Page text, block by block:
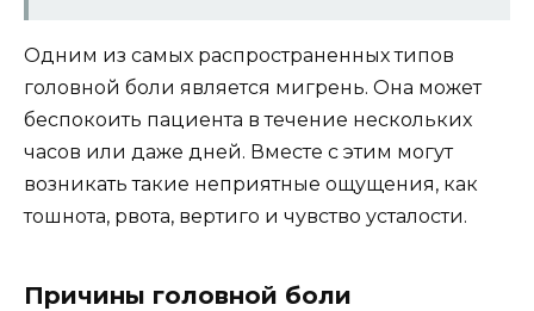
Одним из самых распространенных типов
головной боли является мигрень. Она может
беспокоить пациента в течение нескольких
часов или даже дней. Вместе с этим могут
возникать такие неприятные ощущения, как
тошнота, рвота, вертиго и чувство усталости.
Причины головной боли